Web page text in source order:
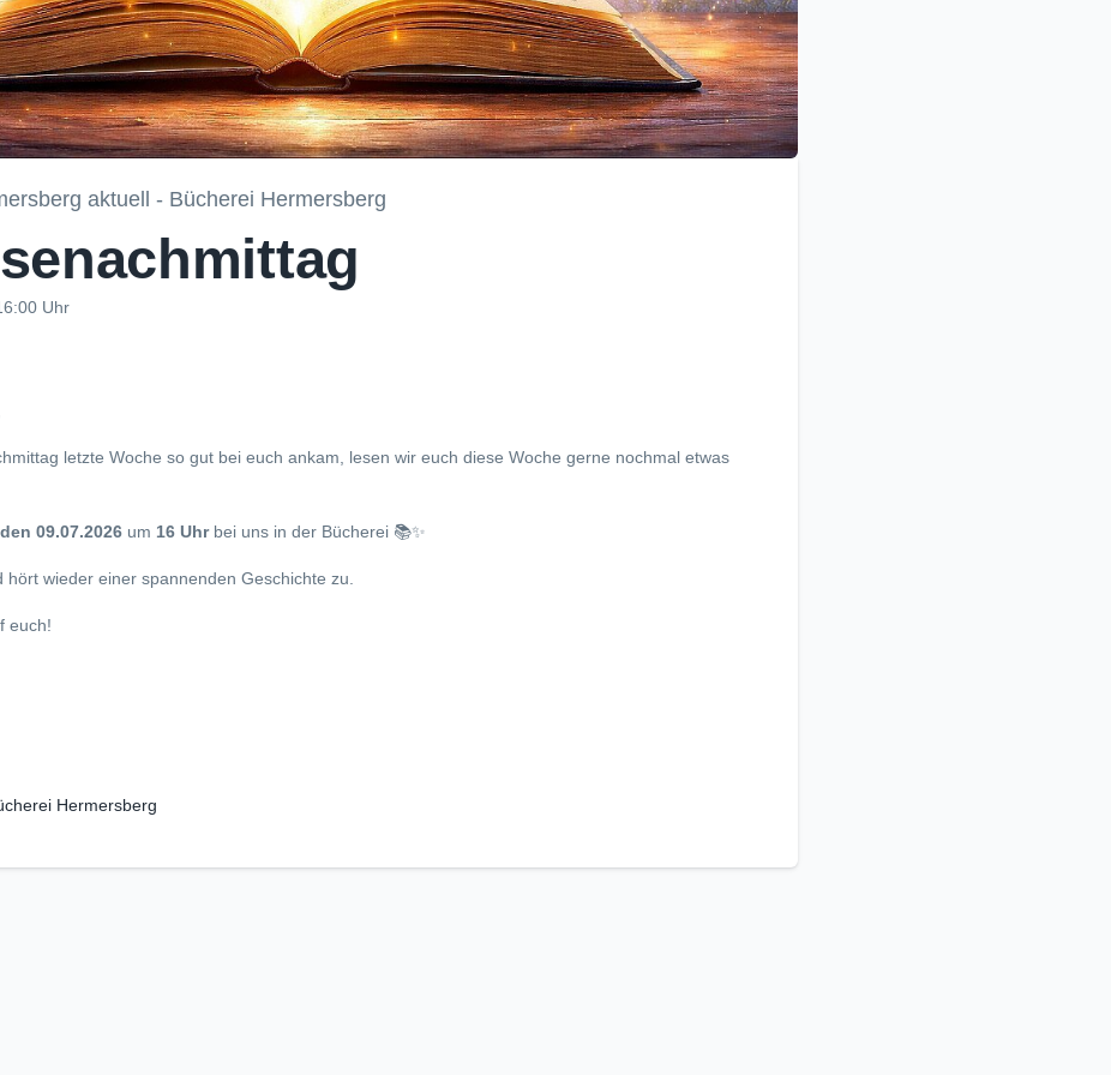
aktuell - Bücherei Hermersberg
Uhr
letzte Woche so gut bei euch ankam, lesen wir euch diese Woche gerne nochmal etwas
09.07.2026 um 16 Uhrbei uns in der Bücherei 📚✨
hört wieder einer spannenden Geschichte zu.
euch!
Hermersberg